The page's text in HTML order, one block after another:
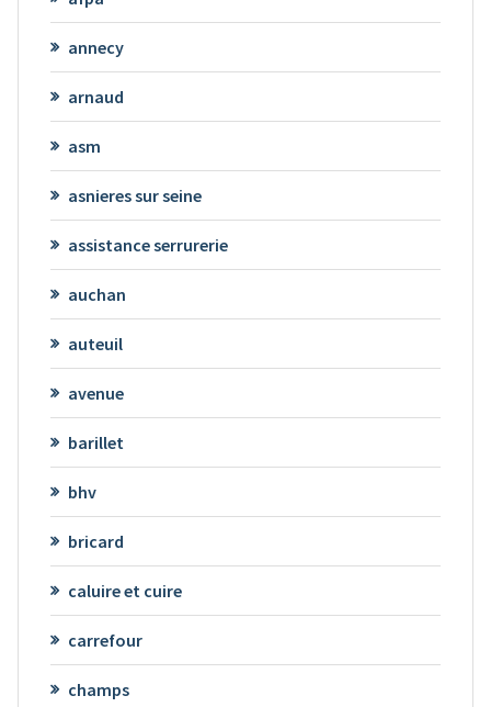
annecy
arnaud
asm
asnieres sur seine
assistance serrurerie
auchan
auteuil
avenue
barillet
bhv
bricard
caluire et cuire
carrefour
champs